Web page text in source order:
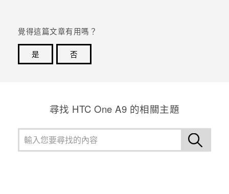
覺得這篇文章有用嗎？
是
否
尋找 HTC One A9 的相關主題